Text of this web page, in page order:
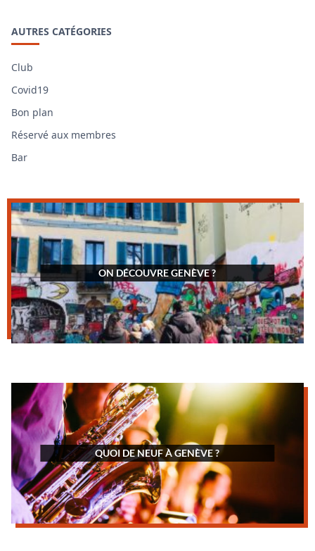
AUTRES CATÉGORIES
Club
Covid19
Bon plan
Réservé aux membres
Bar
ON DÉCOUVRE GENÈVE ?
QUOI DE NEUF À GENÈVE ?